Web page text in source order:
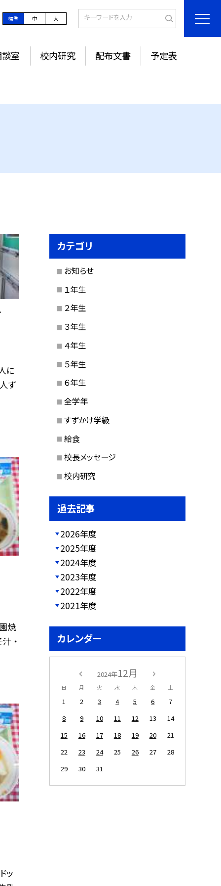
標準 中 大
談室 校内研究 配布文書 予定表
に
ず
焼
・
ッ
カテゴリ
お知らせ
１年生
２年生
３年生
４年生
５年生
６年生
全学年
すずかけ学級
給食
校長メッセージ
校内研究
過去記事
2026年度
2025年度
2024年度
2023年度
2022年度
2021年度
カレンダー
2024年12月
日 月 火 水 木 金 土
1 2 3 4 5 6
7
8
9 10 11 12 13
14
15
16 17 18 19 20
21
22
23 24 25 26 27
28
29
30 31